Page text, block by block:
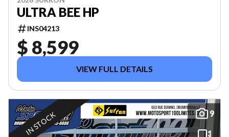
ULTRA BEE HP
INS04213
$ 8,599
VIEW FULL DETAILS
9
IN STOCK